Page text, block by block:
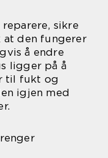
sikre
at den fungerer
å endre
ligger på å
til fukt og
igjen med